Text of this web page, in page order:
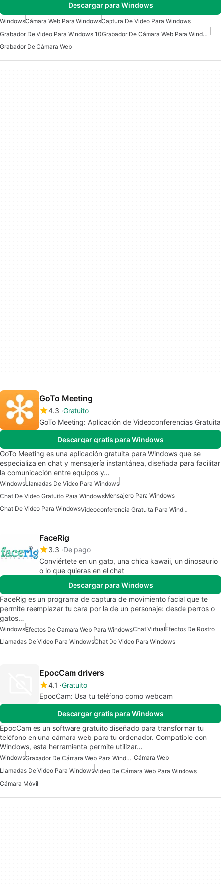
Descargar para Windows
WindowsCámara Web Para WindowsCaptura De Video Para Windows
Grabador De Video Para Windows 10
Grabador De Cámara Web Para Windows
Grabador De Cámara Web
GoTo Meeting
4.3 Gratuito
GoTo Meeting: Aplicación de Videoconferencias Gratuita
Descargar gratis para Windows
GoTo Meeting es una aplicación gratuita para Windows que se
especializa en chat y mensajería instantánea, diseñada para facilitar
la comunicación entre equipos y…
WindowsLlamadas De Video Para Windows
Chat De Video Gratuito Para WindowsMensajero Para Windows
Chat De Video Para Windows
Videoconferencia Gratuita Para Windows
FaceRig
3.3 De pago
Conviértete en un gato, una chica kawaii, un dinosaurio
o lo que quieras en el chat
Descargar para Windows
FaceRig es un programa de captura de movimiento facial que te
permite reemplazar tu cara por la de un personaje: desde perros o
gatos…
WindowsEfectos De Camara Web Para WindowsChat VirtualEfectos De Rostro
Llamadas De Video Para WindowsChat De Video Para Windows
EpocCam drivers
4.1 Gratuito
EpocCam: Usa tu teléfono como webcam
Descargar gratis para Windows
EpocCam es un software gratuito diseñado para transformar tu
teléfono en una cámara web para tu ordenador. Compatible con
Windows, esta herramienta permite utilizar…
Windows Grabador De Cámara Web Para Windows Cámara Web
Llamadas De Video Para WindowsVideo De Cámara Web Para Windows
Cámara Móvil